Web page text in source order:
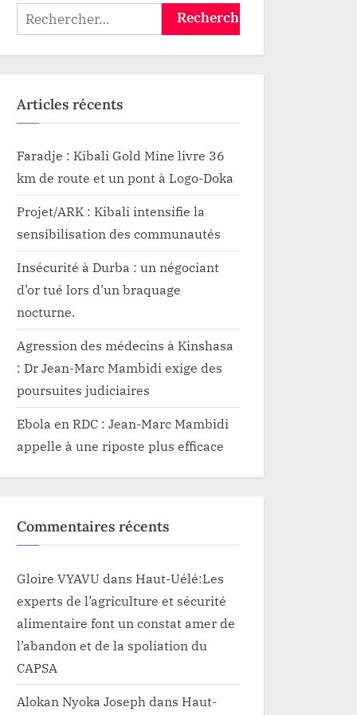
Rechercher :
Articles récents
Faradje : Kibali Gold Mine livre 36
km de route et un pont à Logo-Doka
Projet/ARK : Kibali intensifie la
sensibilisation des communautés
Insécurité à Durba : un négociant
d’or tué lors d’un braquage
nocturne.
Agression des médecins à Kinshasa
: Dr Jean-Marc Mambidi exige des
poursuites judiciaires
Ebola en RDC : Jean-Marc Mambidi
appelle à une riposte plus efficace
Commentaires récents
Gloire VYAVU dans Haut-Uélé:Les
experts de l’agriculture et sécurité
alimentaire font un constat amer de
l’abandon et de la spoliation du
CAPSA
Alokan Nyoka Joseph dans Haut-